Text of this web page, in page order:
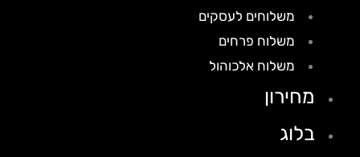
משלוחים לעסקים
משלוח פרחים
משלוח אלכוהול
מחירון
בלוג